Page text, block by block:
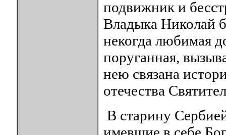
подвижник и
Владыка Николай
некогда любимая
поруганная,
нею связана
отечества
В старину